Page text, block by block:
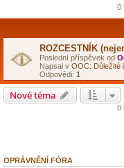
0
ROZCESTNÍK
Poslední příspěvek od
Napsal v OOC: Důležité
Odpovědi: 1
Nové téma
0
OPRÁVNĚNÍ FÓRA